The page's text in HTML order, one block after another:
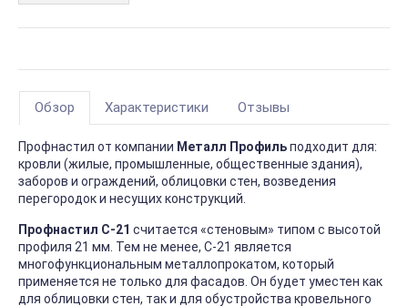
Обзор Характеристики Отзывы
Профнастил от компании Металл Профильподходит для:
кровли (жилые, промышленные, общественные здания),
заборов и ограждений, облицовки стен, возведения
перегородок и несущих конструкций.
Профнастил С-21 считается «стеновым» типом с высотой
профиля 21 мм. Тем не менее, С-21 является
многофункциональным металлопрокатом, который
применяется не только для фасадов. Он будет уместен как
для облицовки стен, так и для обустройства кровельного